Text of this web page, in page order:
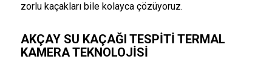
zorlu kaçakları bile kolayca çözüyoruz.
AKÇAY SU KAÇAĞI TESPITI TERMAL
KAMERA TEKNOLOJISI